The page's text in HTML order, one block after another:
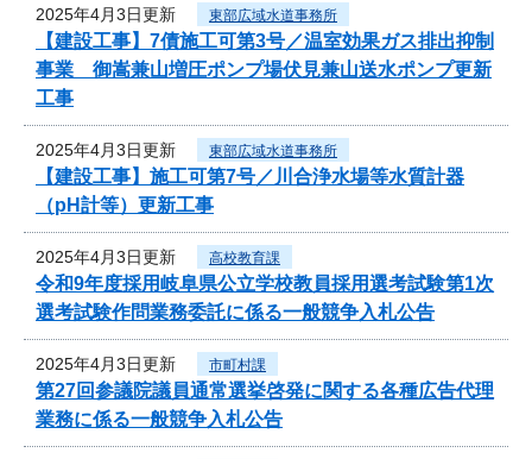
2025年4月3日更新 東部広域水道事務所
【建設工事】7債施工可第3号／温室効果ガス排出抑制
事業 御嵩兼山増圧ポンプ場伏見兼山送水ポンプ更新
工事
2025年4月3日更新 東部広域水道事務所
【建設工事】施工可第7号／川合浄水場等水質計器
（pH計等）更新工事
2025年4月3日更新 高校教育課
令和9年度採用岐阜県公立学校教員採用選考試験第1次
選考試験作問業務委託に係る一般競争入札公告
2025年4月3日更新 市町村課
第27回参議院議員通常選挙啓発に関する各種広告代理
業務に係る一般競争入札公告